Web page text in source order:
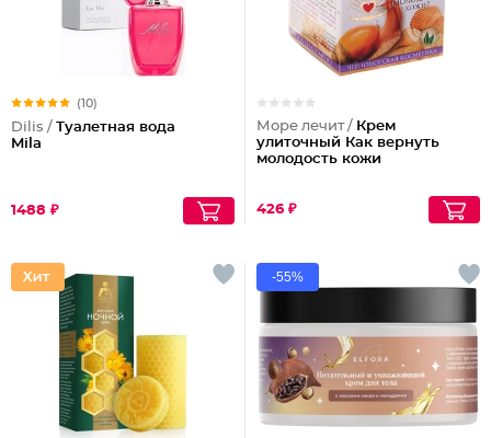
(10)
Dilis / Туалетная вода
Mila
1488 ₽
Море лечит / Крем
улиточный Как вернуть
молодость кожи
426 ₽
-55%